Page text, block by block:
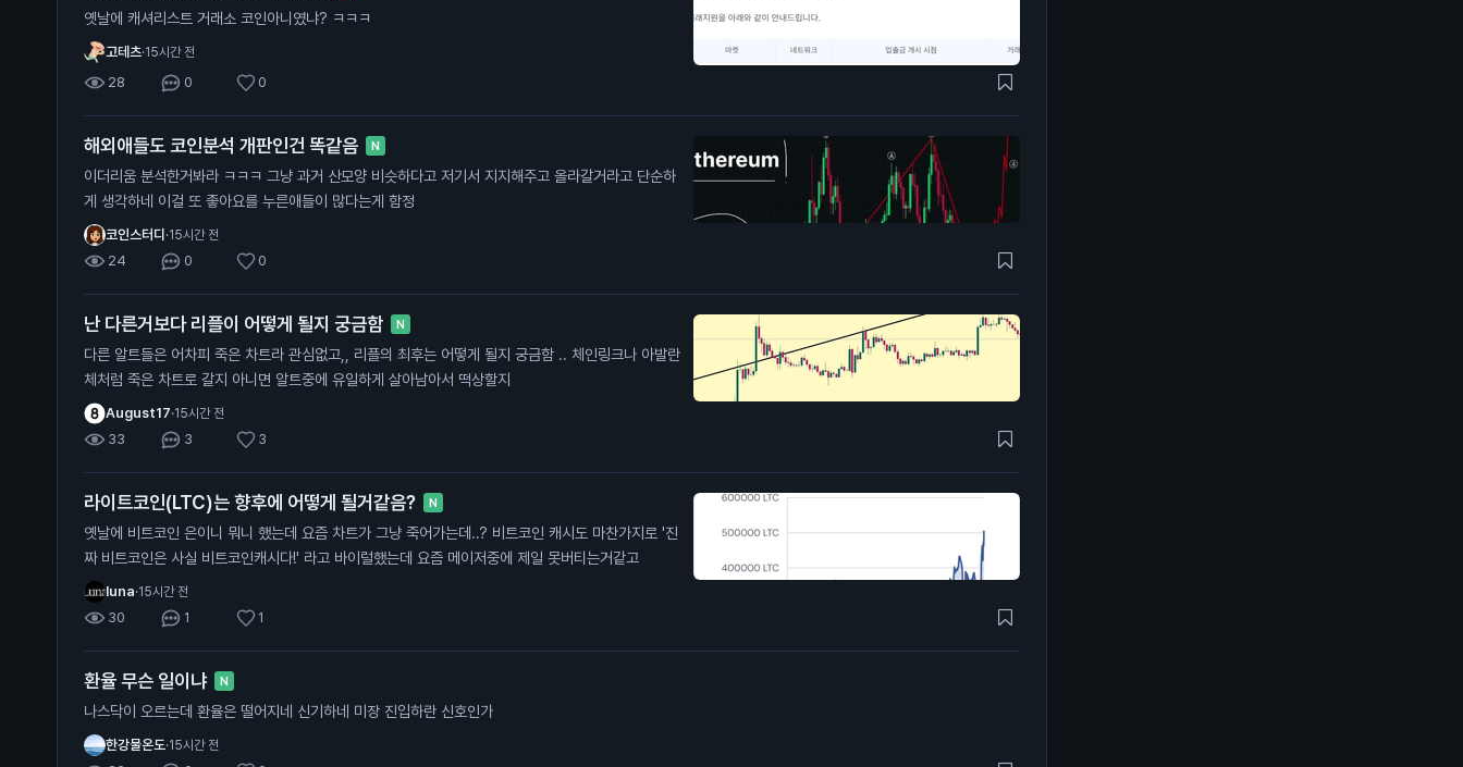
옛날에 캐셔리스트 거래소 코인아니였냐? ㅋㅋㅋ
고테츠·15시간 전
28 0 0
해외애들도 코인분석 개판인건 똑같음 N
이더리움 분석한거봐라 ㅋㅋㅋ 그냥 과거 산모양 비슷하다고 저기서 지지해주고 올라갈거라고 단순하
게 생각하네 이걸 또 좋아요를 누른애들이 많다는게 함정
코인스터디 ·15시간 전
24 0 0
난 다른거보다 리플이 어떻게 될지 궁금함 N
다른 알트들은 어차피 죽은 차트라 관심없고,, 리플의 최후는 어떻게 될지 궁금함 .. 체인링크나 아발란
체처럼 죽은 차트로 갈지 아니면 알트중에 유일하게 살아남아서 떡상할지
August17·15시간 전
33 3 3
라이트코인(LTC)는 향후에 어떻게 될거같음? N
옛날에 비트코인 은이니 뭐니 했는데 요즘 차트가 그냥 죽어가는데..? 비트코인 캐시도 마찬가지로 '진
짜 비트코인은 사실 비트코인캐시다!' 라고 바이럴했는데 요즘 메이저중에 제일 못버티는거같고
luna·15시간 전
30 1 1
환율 무슨 일이냐 N
나스닥이 오르는데 환율은 떨어지네 신기하네 미장 진입하란 신호인가
한강물온도·15시간 전